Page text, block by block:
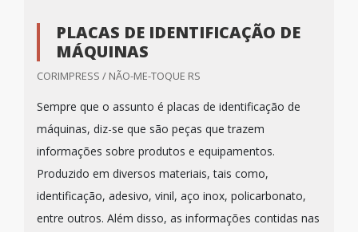
PLACAS DE IDENTIFICAÇÃO DE
MÁQUINAS
CORIMPRESS / NÃO-ME-TOQUE RS
Sempre que o assunto é placas de identificação de
máquinas, diz-se que são peças que trazem
informações sobre produtos e equipamentos.
Produzido em diversos materiais, tais como,
identificação, adesivo, vinil, aço inox, policarbonato,
entre outros. Além disso, as informações contidas nas